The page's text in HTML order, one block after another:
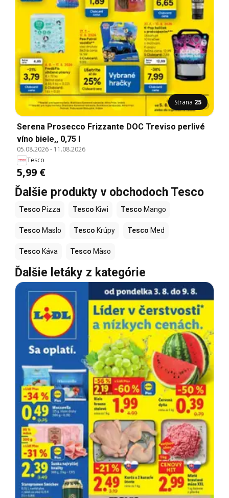
Strana 25
Serena Prosecco Frizzante DOC Treviso perlivé
víno biele,, 0,75 l
05.08.2026- 11.08.2026
Tesco
5,99 €
Ďalšie produkty v obchodoch Tesco
Tesco Pizza Tesco Kiwi Tesco Mango
Tesco Maslo Tesco Krúpy Tesco Med
Tesco Káva Tesco Mäso
Ďalšie letáky z kategórie